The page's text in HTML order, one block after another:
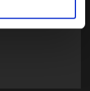
nuovi